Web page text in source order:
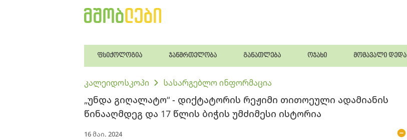
ფსიქოლოგია ჯანმრთელობა განათლება ოჯახი მომავალი დედა
კალეიდოსკოპი სასარგებლო ინფორმაცია
„უნდა გიღალატო“ - დიქტატორის რეჟიმი თითოეული ადამიანის
წინააღმდეგ და 17 წლის ბიჭის უმძიმესი ისტორია
16 მაი. 2024